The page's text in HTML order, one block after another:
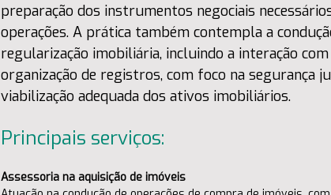
preparação dos instrumentos negociais
operações. A prática também contempla a
regularização imobiliária, incluindo a interação
organização de registros, com foco na segurança
viabilização adequada dos ativos imobiliários.
Principais serviços:
Assessoria na aquisição de imóveis